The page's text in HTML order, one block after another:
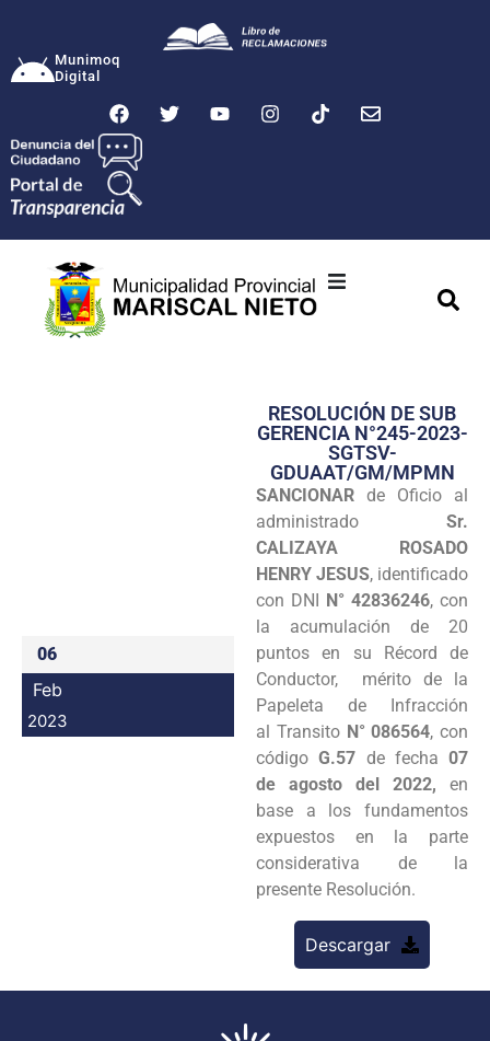
Munimoq
Digital
Transparencia
Seguridad
Programas
Intranet
06
Feb
2023
RESOLUCIÓN DE SUB
GERENCIA N°245-2023-
SGTSV-
GDUAAT/GM/MPMN
SANCIONAR de Oficio al
administrado Sr.
CALIZAYA ROSADO
HENRY JESUS, identificado
con DNI N° 42836246, con
la acumulación de 20
puntos en su Récord de
Conductor, mérito de la
Papeleta de Infracción
al Transito N° 086564, con
códigoG.57 de fecha 07
de agosto del 2022, en
base a los fundamentos
expuestos en la parte
considerativa de la
presente Resolución.
Descargar